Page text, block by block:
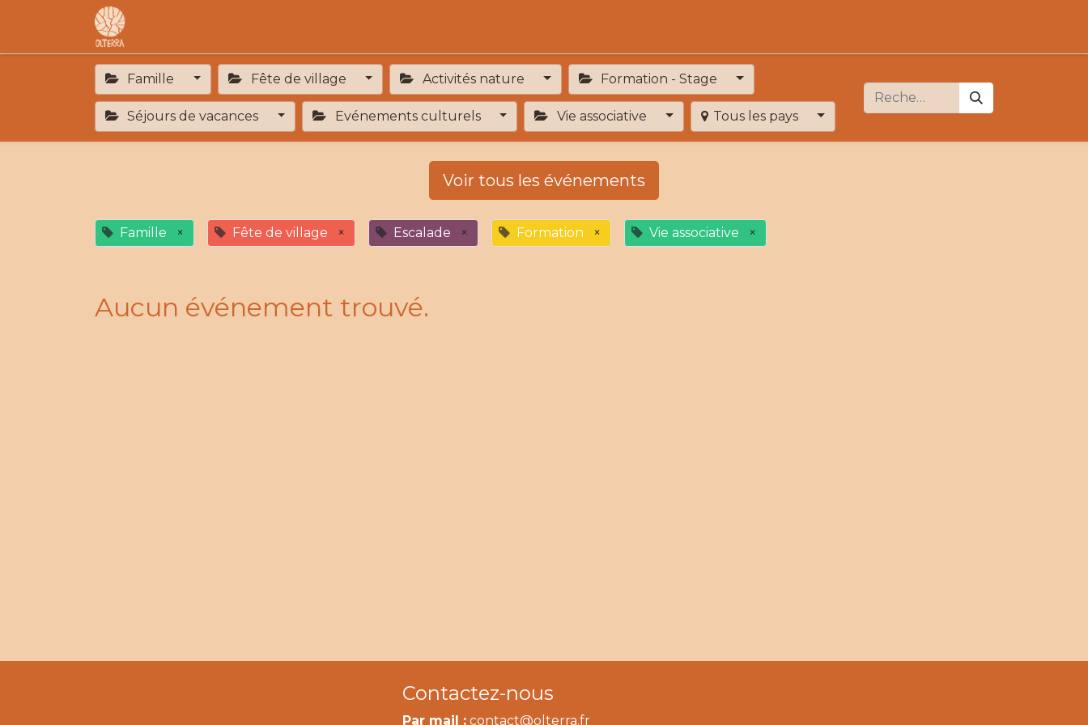
Famille Fête de village Activités nature Formation - Stage
Séjours de vacances Evénements culturels Vie associative Tous les pays
Voir tous les événements
Famille × Fête de village × Escalade × Formation × Vie associative ×
Aucun événement trouvé.
Contactez-nous
Par mail : contact@olterra.fr